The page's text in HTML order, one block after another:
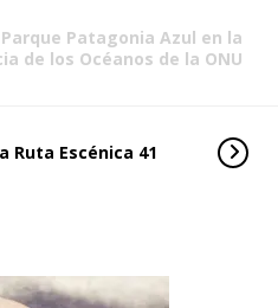
Patagonia Azul en la
de los Océanos de la ONU
Ruta Escénica 41